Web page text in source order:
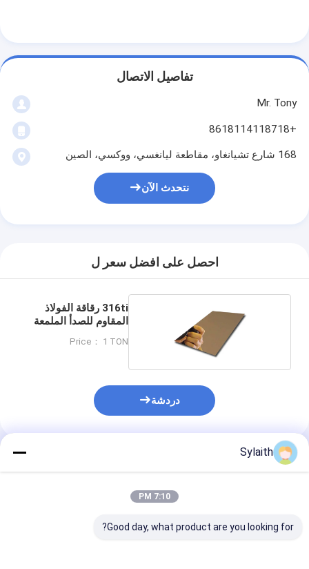
تفاصيل الاتصال
Mr. Tony
+8618114118718
168 شارع تشيانغاو، مقاطعة ليانغسي، ووكسي، الصين
نتحدث الآن
احصل على افضل سعر ل
316ti رقاقة الفولاذ
المقاوم للصدأ الملمعة
Price： 1 TON
دردشة
المنتجات الموصى بها
Sylaith
7:10 PM
Good day, what product are you looking for?